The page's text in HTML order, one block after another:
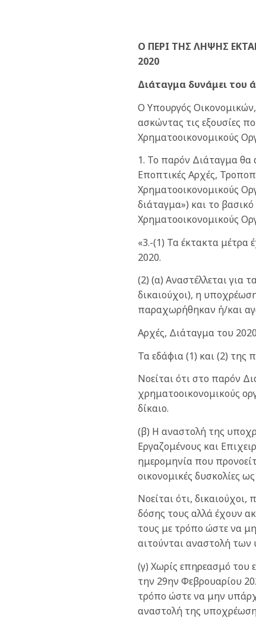
Ο ΠΕΡΙ ΤΗΣ ΛΗΨΗΣ
2020
Διάταγμα δυνάμει του
Ο Υπουργός
ασκώντας τις εξουσίες
Χρηματοοικονομικούς
1. Το παρόν Διάταγμα θα
Εποπτικές Αρχές,
Χρηματοοικονομικούς
διάταγμα») και το
Χρηματοοικονομικούς
«3.-(1) Τα έκτακτα μέτρα
2020.
(2) (α) Αναστέλλεται για
δικαιούχοι), η
παραχωρήθηκαν ή/και
Αρχές, Διάταγμα του
Τα εδάφια (1) και (2) της
Νοείται ότι στο παρόν
χρηματοοικονομικούς
δίκαιο.
(β) Η αναστολή της
Εργαζομένους και
ημερομηνία που
οικονομικές δυσκολίες
Νοείται ότι,
δόσης τους αλλά έχουν
τους με τρόπο ώστε να
αιτούνται αναστολή
(γ) Χωρίς επηρεασμό του
την 29ην Φεβρουαρίου
τρόπο ώστε να μην
αναστολή της